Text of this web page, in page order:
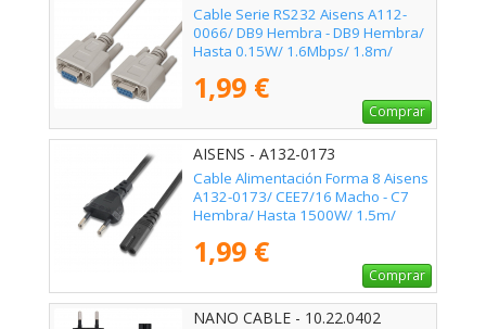
Cable Serie RS232 Aisens A112-
0066/ DB9 Hembra - DB9 Hembra/
Hasta 0.15W/ 1.6Mbps/ 1.8m/
1,99 €
Comprar
AISENS - A132-0173
Cable Alimentación Forma 8 Aisens
A132-0173/ CEE7/16 Macho - C7
Hembra/ Hasta 1500W/ 1.5m/
1,99 €
Comprar
NANO CABLE - 10.22.0402